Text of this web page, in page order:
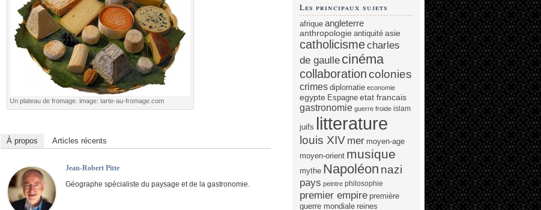
Un plateau de fromage. image: tarte-au-fromage.com
À propos Articles récents
Jean-Robert Pitte
Géographe spécialiste du paysage et de la gastronomie.
Les principaux sujets
afrique angleterre
anthropologie antiquité asie
catholicismecharles
de gaulle cinéma
collaborationcolonies
crimes diplomatie economie
egypte Espagne etat francais
gastronomie guerre froide islam
juifs litterature
louis XIV mer moyen-age
moyen-orient musique
mythe Napoléon nazi
pays peintre philosophie
premier empire première
guerre mondiale reines